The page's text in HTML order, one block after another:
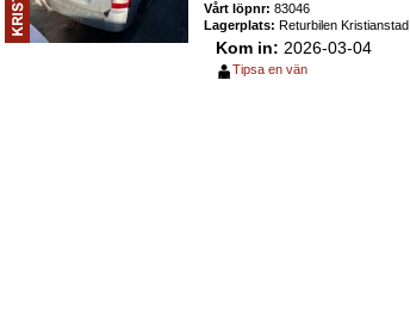
Vårt löpnr: 83046
Lagerplats: Returbilen Kristianstad
Kom in: 2026-03-04
Tipsa en vän